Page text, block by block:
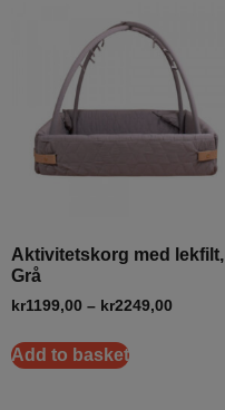
Aktivitetskorg med lekfilt,
Grå
kr1199,00 – kr2249,00
Add to basket